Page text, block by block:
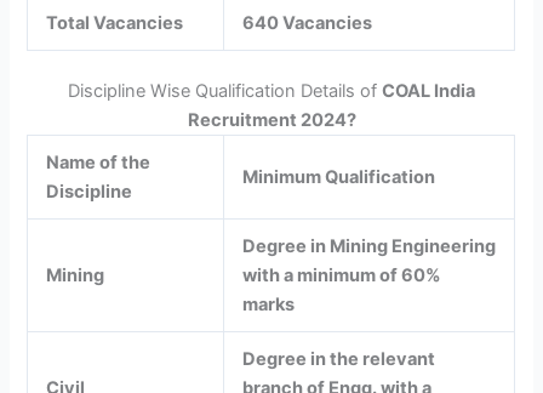
Total Vacancies 640 Vacancies
Discipline Wise Qualification Details of COAL India
Recruitment 2024?
Name of the
Discipline
Minimum Qualification
Mining
Degree in Mining Engineering
with a minimum of 60%
marks
Civil
Degree in the relevant
branch of Engg. with a